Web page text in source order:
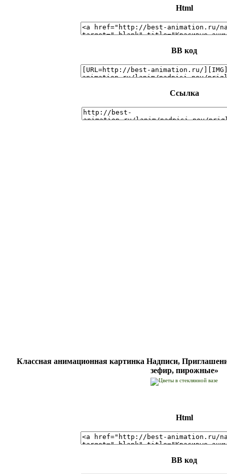
Html
BB код
Ссылка
Классная анимационная картинка Надписи,
зефир, пирожные»
Html
BB код